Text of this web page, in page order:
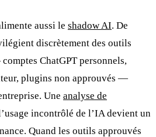
aussi le shadow AI. De
discrètement des outils
ChatGPT personnels,
plugins non approuvés —
Une analyse de
incontrôlé de l’IA devient un
Quand les outils approuvés